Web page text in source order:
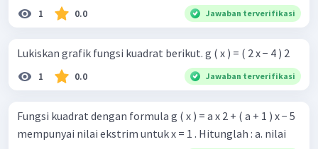
1 0.0 Jawaban terverifikasi
Lukiskan grafik fungsi kuadrat berikut. g ( x ) = ( 2 x − 4 ) 2
1 0.0 Jawaban terverifikasi
Fungsi kuadrat dengan formula g ( x ) = a x 2 + ( a + 1 ) x − 5
mempunyai nilai ekstrim untuk x = 1 . Hitunglah : a. nilai